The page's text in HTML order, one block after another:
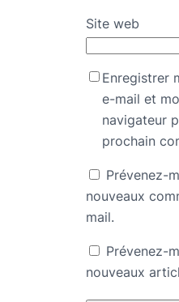
Site web
Enregistrer
e-mail et
navigateur
prochain
Prévenez-
nouveaux
mail.
Prévenez-
nouveaux